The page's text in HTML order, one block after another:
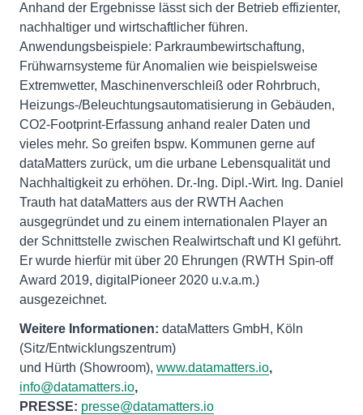
Anhand der Ergebnisse lässt sich der Betrieb effizienter,
nachhaltiger und wirtschaftlicher führen.
Anwendungsbeispiele: Parkraumbewirtschaftung,
Frühwarnsysteme für Anomalien wie beispielsweise
Extremwetter, Maschinenverschleiß oder Rohrbruch,
Heizungs-/Beleuchtungsautomatisierung in Gebäuden,
CO2-Footprint-Erfassung anhand realer Daten und
vieles mehr. So greifen bspw. Kommunen gerne auf
dataMatters zurück, um die urbane Lebensqualität und
Nachhaltigkeit zu erhöhen. Dr.-Ing. Dipl.-Wirt. Ing. Daniel
Trauth hat dataMatters aus der RWTH Aachen
ausgegründet und zu einem internationalen Player an
der Schnittstelle zwischen Realwirtschaft und KI geführt.
Er wurde hierfür mit über 20 Ehrungen (RWTH Spin-off
Award 2019, digitalPioneer 2020 u.v.a.m.)
ausgezeichnet.
Weitere Informationen: dataMatters GmbH, Köln
(Sitz/Entwicklungszentrum)
und Hürth (Showroom), www.datamatters.io,
info@datamatters.io,
PRESSE: presse@datamatters.io